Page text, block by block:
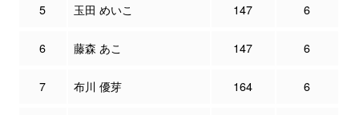
5 玉田 めいこ 147 6
6 藤森 あこ 147 6
7 布川 優芽 164 6